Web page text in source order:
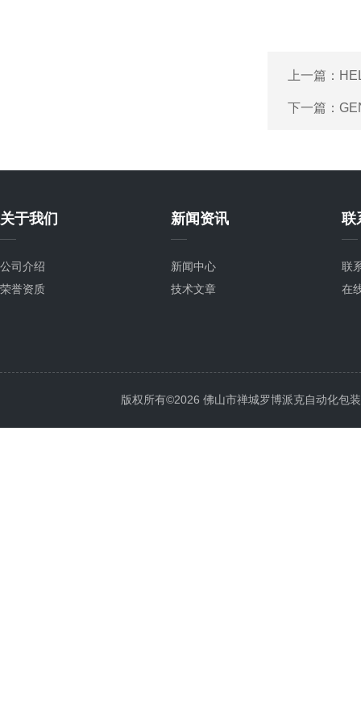
上一篇：
下一篇：
关于我们
公司介绍
荣誉资质
新闻资讯
新闻中心
技术文章
联
联
在
版权所有©2026 佛山市禅城罗博派克自动化